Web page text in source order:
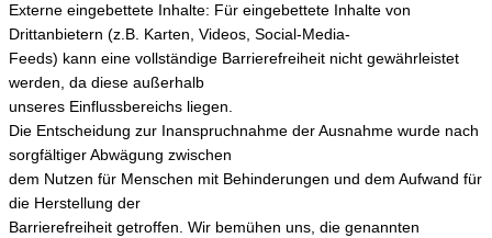
Externe eingebettete Inhalte: Für eingebettete Inhalte von
Drittanbietern (z.B. Karten, Videos, Social-Media-
Feeds) kann eine vollständige Barrierefreiheit nicht gewährleistet
werden, da diese außerhalb
unseres Einflussbereichs liegen.
Die Entscheidung zur Inanspruchnahme der Ausnahme wurde nach
sorgfältiger Abwägung zwischen
dem Nutzen für Menschen mit Behinderungen und dem Aufwand für
die Herstellung der
Barrierefreiheit getroffen. Wir bemühen uns, die genannten